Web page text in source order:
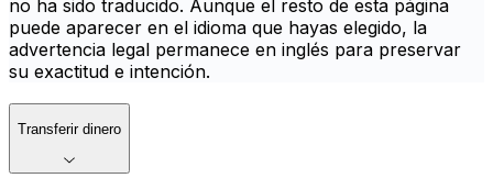
no ha sido traducido. Aunque el resto de esta página
puede aparecer en el idioma que hayas elegido, la
advertencia legal permanece en inglés para preservar
su exactitud e intención.
Transferir dinero